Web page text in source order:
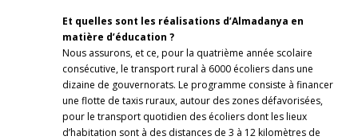
Et quelles sont les réalisations d’Almadanya en
matière d’éducation ?
Nous assurons, et ce, pour la quatrième année scolaire
consécutive, le transport rural à 6000 écoliers dans une
dizaine de gouvernorats. Le programme consiste à financer
une flotte de taxis ruraux, autour des zones défavorisées,
pour le transport quotidien des écoliers dont les lieux
d’habitation sont à des distances de 3 à 12 kilomètres de